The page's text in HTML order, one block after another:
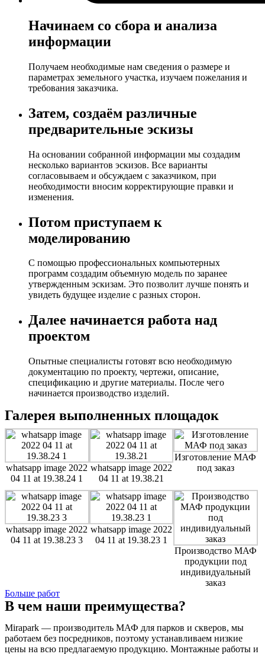
Начинаем со сбора и анализа
информации
Получаем необходимые нам сведения о размере и
параметрах земельного участка, изучаем пожелания и
требования заказчика.
Затем, создаём различные
предварительные эскизы
На основании собранной информации мы создадим
несколько вариантов эскизов. Все варианты
согласовываем и обсуждаем с заказчиком, при
необходимости вносим корректирующие правки и
изменения.
Потом приступаем к
моделированию
С помощью профессиональных компьютерных
программ создадим объемную модель по заранее
утвержденным эскизам. Это позволит лучше понять и
увидеть будущее изделие с разных сторон.
Далее начинается работа над
проектом
Опытные специалисты готовят всю необходимую
документацию по проекту, чертежи, описание,
спецификацию и другие материалы. После чего
начинается производство изделий.
Галерея выполненных площадок
whatsapp image 2022
04 11 at 19.38.24 1
whatsapp image 2022
04 11 at 19.38.21
Изготовление МАФ
под заказ
whatsapp image 2022
04 11 at 19.38.23 3
whatsapp image 2022
04 11 at 19.38.23 1
Производство МАФ
продукции под
индивидуальный
заказ
Больше работ
В чем наши преимущества?
Mirapark — производитель МАФ для парков и скверов, мы
работаем без посредников, поэтому устанавливаем низкие
цены на всю предлагаемую продукцию. Монтажные работы и